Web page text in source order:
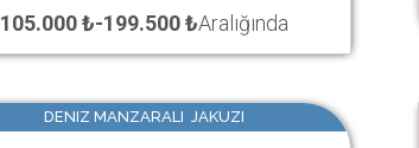
105.000 ₺-199.500 ₺Aralığında
DENIZ MANZARALI JAKUZI